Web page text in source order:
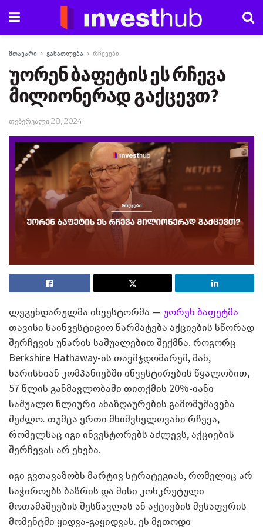
მთავარი განათლება რჩევები
უორენ ბაფეტის ეს რჩევა
მილიონერად გაქცევთ?
თებერვალი 28, 2024
ლეგენდარულმა ინვესტორმა — უორენ ბაფეტმა
თავისი საინვესტიციო წარმატება აქციების სწორად
შერჩევის უნარის საშუალებით შექმნა. როგორც
Berkshire Hathaway-ის თავმჯდომარემ, მან,
ხარისხიან კომპანიებში ინვესტირების წყალობით,
57 წლის განმავლობაში თითქმის 20%-იანი
საშუალო წლიური ანაზღაურების გამომუშავება
შეძლო. თუმცა ერთი მნიშვნელოვანი რჩევა,
რომელსაც იგი ინვესტორებს აძლევს, აქციების
შერჩევას არ ეხება.
იგი გვთავაზობს მარტივ სტრატეგიას, რომელიც არ
საჭიროებს ბაზრის და მისი კონკრეტული
მოთამაშეების შესწავლას ან აქციების შესაფერის
მომენტში ყიდვა-გაყიდვას. ეს მეთოდი